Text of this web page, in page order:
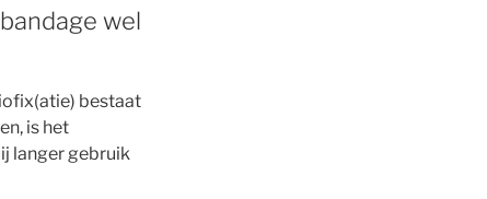
wel
bestaat
is het
langer gebruik